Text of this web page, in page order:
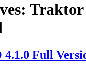
Traktor
Full